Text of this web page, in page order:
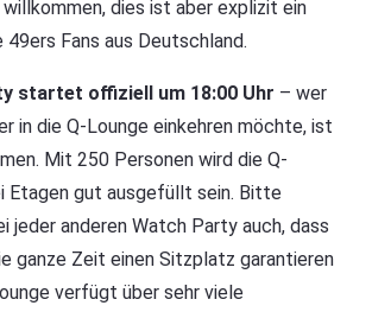
dies ist aber explizit ein
Fans aus Deutschland.
startet offiziell um 18:00 Uhr – wer
in die Q-Lounge einkehren möchte, ist
Mit 250 Personen wird die Q-
Etagen gut ausgefüllt sein. Bitte
jeder anderen Watch Party auch, dass
ganze Zeit einen Sitzplatz garantieren
verfügt über sehr viele